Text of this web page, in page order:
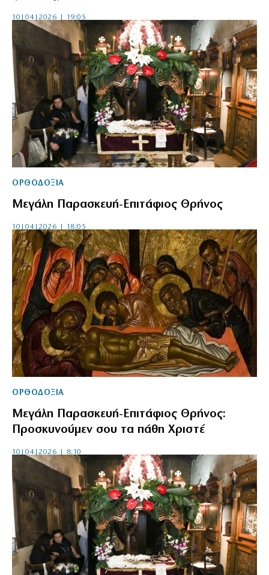
10|04|2026 | 19:05
ΟΡΘΟΔΟΞΙΑ
Μεγάλη Παρασκευή-Επιτάφιος Θρήνος
10|04|2026 | 18:05
ΟΡΘΟΔΟΞΙΑ
Μεγάλη Παρασκευή-Επιτάφιος Θρήνος:
Προσκυνούμεν σου τα πάθη Χριστέ
10|04|2026 | 8:10